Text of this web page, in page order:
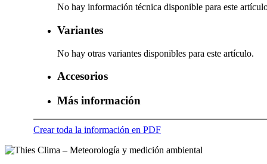
No hay información técnica disponible para este
Variantes
No hay otras variantes disponibles para este artículo.
Accesorios
Más información
Crear toda la información en PDF